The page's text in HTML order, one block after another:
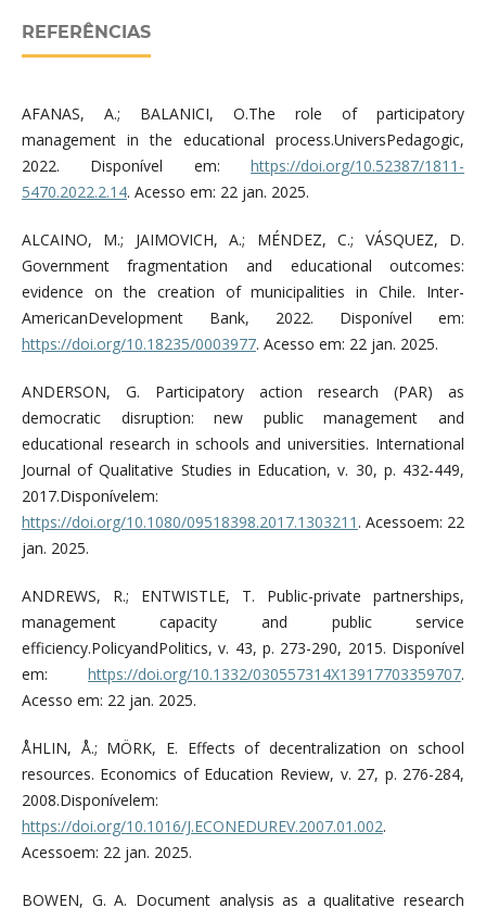
REFERÊNCIAS
AFANAS, A.; BALANICI, O.The role of participatory
management in the educational process.UniversPedagogic,
2022. Disponível em:https://doi.org/10.52387/1811-
5470.2022.2.14. Acesso em: 22 jan. 2025.
ALCAINO, M.; JAIMOVICH, A.; MÉNDEZ, C.; VÁSQUEZ, D.
Government fragmentation and educational outcomes:
evidence on the creation of municipalities in Chile. Inter-
AmericanDevelopment Bank, 2022. Disponível em:
https://doi.org/10.18235/0003977. Acesso em: 22 jan. 2025.
ANDERSON, G. Participatory action research (PAR) as
democratic disruption: new public management and
educational research in schools and universities. International
Journal of Qualitative Studies in Education, v. 30, p. 432-449,
2017.Disponívelem:
https://doi.org/10.1080/09518398.2017.1303211 . Acessoem: 22
jan. 2025.
ANDREWS, R.; ENTWISTLE, T. Public-private partnerships,
management capacity and public service
efficiency.PolicyandPolitics, v. 43, p. 273-290, 2015. Disponível
em:https://doi.org/10.1332/030557314X13917703359707.
Acesso em: 22 jan. 2025.
ÅHLIN, Å.; MÖRK, E. Effects of decentralization on school
resources. Economics of Education Review, v. 27, p. 276-284,
2008.Disponívelem:
https://doi.org/10.1016/J.ECONEDUREV.2007.01.002.
Acessoem: 22 jan. 2025.
BOWEN, G. A. Document analysis as a qualitative research